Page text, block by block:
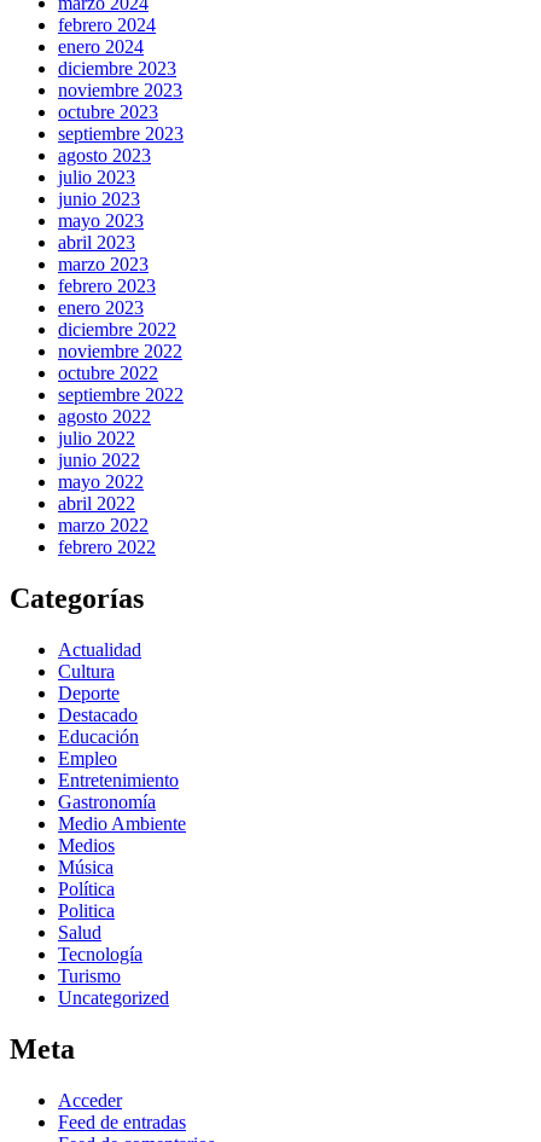
febrero 2024
enero 2024
diciembre 2023
noviembre 2023
octubre 2023
septiembre 2023
agosto 2023
julio 2023
junio 2023
mayo 2023
abril 2023
marzo 2023
febrero 2023
enero 2023
diciembre 2022
noviembre 2022
octubre 2022
septiembre 2022
agosto 2022
julio 2022
junio 2022
mayo 2022
abril 2022
marzo 2022
febrero 2022
Categorías
Actualidad
Cultura
Deporte
Destacado
Educación
Empleo
Entretenimiento
Gastronomía
Medio Ambiente
Medios
Música
Política
Politica
Salud
Tecnología
Turismo
Uncategorized
Meta
Acceder
Feed de entradas